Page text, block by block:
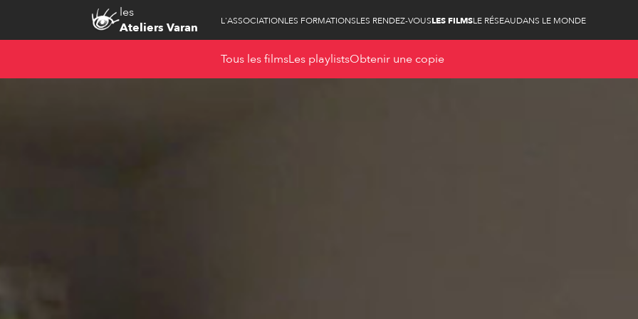
les
Ateliers Varan
L'ASSOCIATIONLES FORMATIONSLES RENDEZ-VOUSLES FILMSLE RÉSEAUDANS LE MONDE
Tous les filmsLes playlistsObtenir une copie